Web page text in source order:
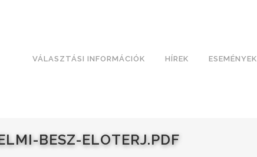
VÁLASZTÁSI INFORMÁCIÓK HÍREK ESEMÉNYEK
BESZ-ELOTERJ.PDF